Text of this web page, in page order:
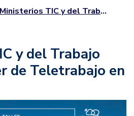
Ministerios TIC y del Trabajo dictarán taller de Teletrabajo en Cali
y del Trabajo
de Teletrabajo en